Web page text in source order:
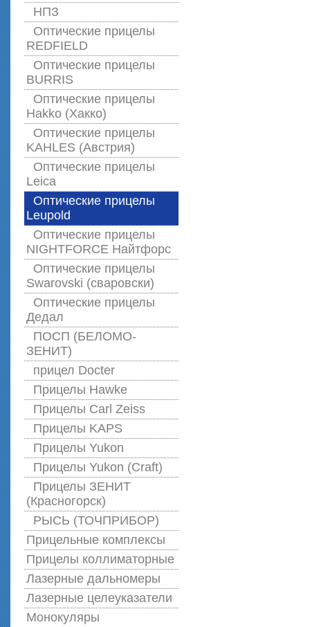
НПЗ
Оптические прицелы
REDFIELD
Оптические прицелы
BURRIS
Оптические прицелы
Hakko (Хакко)
Оптические прицелы
KAHLES (Австрия)
Оптические прицелы
Leica
Оптические прицелы
Leupold
Оптические прицелы
NIGHTFORCE Найтфорс
Оптические прицелы
Swarovski (сваровски)
Оптические прицелы
Дедал
ПОСП (БЕЛОМО-
ЗЕНИТ)
прицел Docter
Прицелы Hawke
Прицелы Carl Zeiss
Прицелы KAPS
Прицелы Yukon
Прицелы Yukon (Craft)
Прицелы ЗЕНИТ
(Красногорск)
РЫСЬ (ТОЧПРИБОР)
Прицельные комплексы
Прицелы коллиматорные
Лазерные дальномеры
Лазерные целеуказатели
Монокуляры